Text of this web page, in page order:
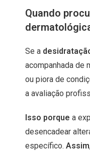
Quando
Se a
acompanhada de
ou piora de
a avaliação
Isso porque a
desencadear
específico. Assim